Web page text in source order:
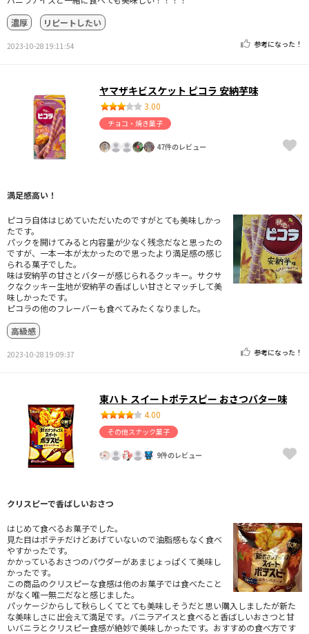
濃厚
リピートしたい
2023-10-28 19:11:54 参考になった！
ヤマザキビスケット ピコラ 安納芋味
3.00
チョコ・焼き菓子
47件のレビュー
満足感高い！
ピコラ自体はじめていただいたのですがとても美味しかっ
たです。
パックを開けてみると内容量が少なく残念だなと思ったの
ですが、一本一本が太かったので思ったより満足感の感じ
られる菓子でした。
味は安納芋の甘さとバターが感じられるクッキー。サクサ
クなクッキー生地が安納芋の香ばしい甘さとマッチして美
味しかったです。
ピコラの他のフレーバーも食べてみたくなりました。
高級感
2023-10-28 19:09:37 参考になった！
東ハト スイートポテスピー おさつバター味
4.00
その他スナック菓子
9件のレビュー
クリスピーで香ばしいおさつ
はじめて食べるお菓子でした。
見た目はポテチだけどあげていないので油脂感もなく食べ
やすかったです。
かかっているおさつのパウダーがあまじょっぱくて美味し
かったです。
この商品のクリスピーな食感は他のお菓子では食べたこと
がなく唯一無二だなと感じました。
パッケージからして秋らしくてとても美味しそうだと思い購入しましたが新た
な美味しさに出会えて満足です。バニラアイスと食べると香ばしいおさつと甘
いバニラとクリスピー食感が絶妙で美味しかったです。おすすめの食べ方です